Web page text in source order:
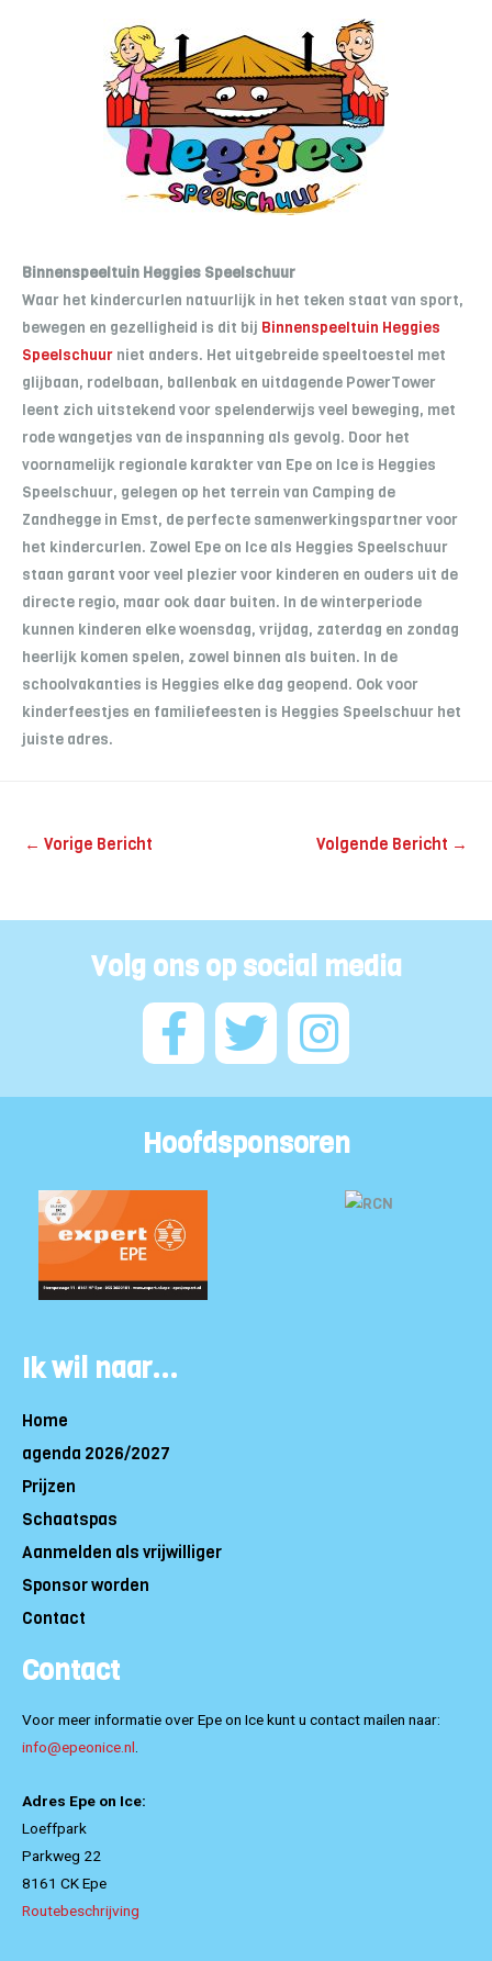
Binnenspeeltuin Heggies Speelschuur
Waar het kindercurlen natuurlijk in het teken staat van sport,
bewegen en gezelligheid is dit bij Binnenspeeltuin Heggies
Speelschuur niet anders. Het uitgebreide speeltoestel met
glijbaan, rodelbaan, ballenbak en uitdagende PowerTower
leent zich uitstekend voor spelenderwijs veel beweging, met
rode wangetjes van de inspanning als gevolg. Door het
voornamelijk regionale karakter van Epe on Ice is Heggies
Speelschuur, gelegen op het terrein van Camping de
Zandhegge in Emst, de perfecte samenwerkingspartner voor
het kindercurlen. Zowel Epe on Ice als Heggies Speelschuur
staan garant voor veel plezier voor kinderen en ouders uit de
directe regio, maar ook daar buiten. In de winterperiode
kunnen kinderen elke woensdag, vrijdag, zaterdag en zondag
heerlijk komen spelen, zowel binnen als buiten. In de
schoolvakanties is Heggies elke dag geopend. Ook voor
kinderfeestjes en familiefeesten is Heggies Speelschuur het
juiste adres.
← Vorige Bericht Volgende Bericht →
Volg ons op social media
Hoofdsponsoren
Ik wil naar...
Home
agenda 2026/2027
Prijzen
Schaatspas
Aanmelden als vrijwilliger
Sponsor worden
Contact
Contact
Voor meer informatie over Epe on Ice kunt u contact mailen naar:
info@epeonice.nl
Adres Epe on Ice:
Loeffpark
Parkweg 22
8161 CK Epe
Routebeschrijving